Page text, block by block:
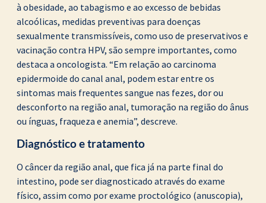
à obesidade, ao tabagismo e ao excesso de bebidas
alcoólicas, medidas preventivas para doenças
sexualmente transmissíveis, como uso de preservativos e
vacinação contra HPV, são sempre importantes, como
destaca a oncologista. “Em relação ao carcinoma
epidermoide do canal anal, podem estar entre os
sintomas mais frequentes sangue nas fezes, dor ou
desconforto na região anal, tumoração na região do ânus
ou ínguas, fraqueza e anemia”, descreve.
Diagnóstico e tratamento
O câncer da região anal, que fica já na parte final do
intestino, pode ser diagnosticado através do exame
físico, assim como por exame proctológico (anuscopia),